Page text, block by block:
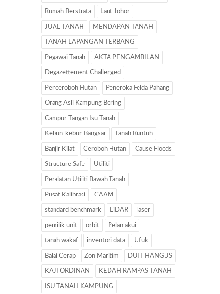
Rumah Berstrata Laut Johor
JUAL TANAH MENDAPAN TANAH
TANAH LAPANGAN TERBANG
Pegawai Tanah AKTA PENGAMBILAN
Degazettement Challenged
Penceroboh Hutan Peneroka Felda Pahang
Orang Asli Kampung Bering
Campur Tangan Isu Tanah
Kebun-kebun Bangsar Tanah Runtuh
Banjir Kilat Ceroboh Hutan Cause Floods
Structure Safe Utiliti
Peralatan Utiliti Bawah Tanah
Pusat Kalibrasi CAAM
standard benchmark LiDAR laser
pemilik unit orbit Pelan akui
tanah wakaf inventori data Ufuk
Balai Cerap Zon Maritim DUIT HANGUS
KAJI ORDINAN KEDAH RAMPAS TANAH
ISU TANAH KAMPUNG